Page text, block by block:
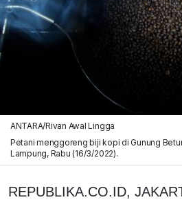
ANTARA/Rivan Awal Lingga
Petani menggoreng biji kopi di Gunung
Lampung, Rabu (16/3/2022).
REPUBLIKA.CO.ID,